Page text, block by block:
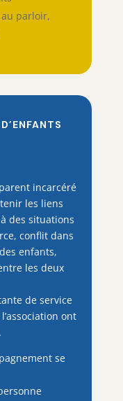
au parloir,
incarcéré
les liens
des situations
conflit dans
enfants,
les deux
de service
ont
se